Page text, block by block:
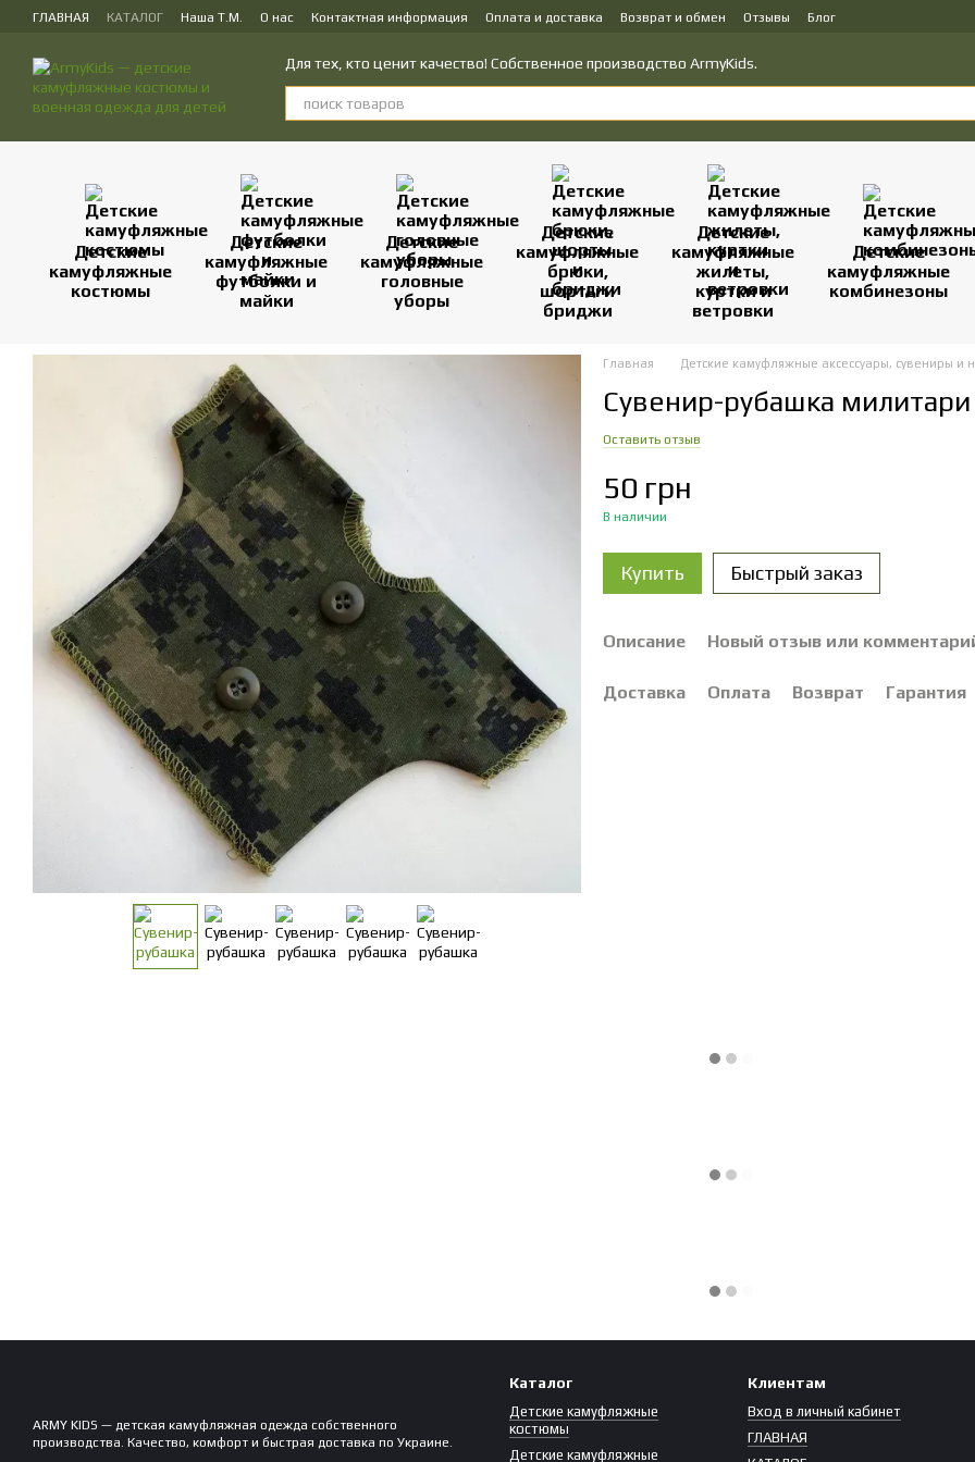
Перейти к основному контенту
ГЛАВНАЯ КАТАЛОГ Наша Т.М. О нас Контактная информация Оплата и доставка Возврат и обмен Отзывы
Блог
Для тех, кто ценит качество! Собственное производство ArmyKids.
Детские
камуфляжные
костюмы
Детские
камуфляжные
футболки и
майки
Детские
камуфляжные
головные
уборы
Детские
камуфляжные
брюки,
шорты и
бриджи
Детские
камуфляжные
жилеты,
куртки и
ветровки
Детские
камуфляжные
комбинезоны
Главная Детские камуфляжные аксессуары, сувениры и
Сувенир-рубашка милитари
Оставить отзыв
50 грн
В наличии
Купить Быстрый заказ
Описание Новый отзыв или
Доставка Оплата Возврат Гарантия
ARMY KIDS — детская камуфляжная одежда собственного
производства. Качество, комфорт и быстрая доставка по Украине.
Каталог
Детские камуфляжные
костюмы
Детские камуфляжные
Клиентам
Вход в личный кабинет
ГЛАВНАЯ